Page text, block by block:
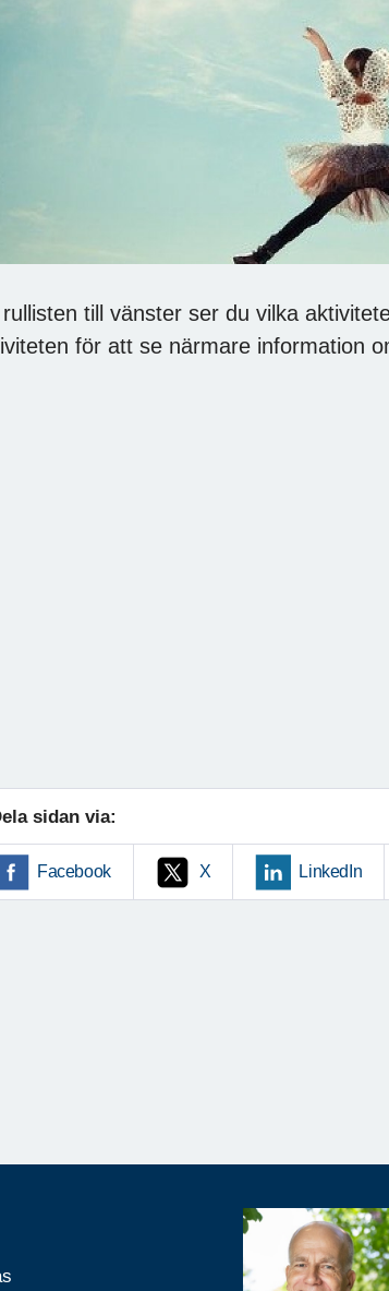
till vänster ser du vilka
för att se närmare information
sidan via:
Facebook X LinkedIn